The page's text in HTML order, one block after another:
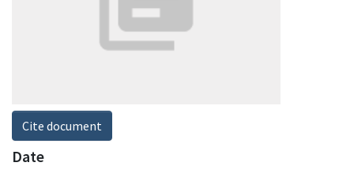
Cite document
Date